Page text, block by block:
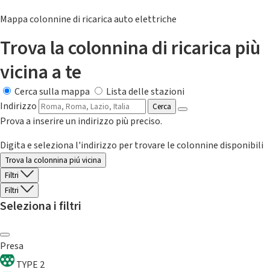
Mappa colonnine di ricarica auto elettriche
Trova la colonnina di ricarica più
vicina a te
Cerca sulla mappa
Lista delle stazioni
Indirizzo
Cerca
Prova a inserire un indirizzo più preciso.
Digita e seleziona l'indirizzo per trovare le colonnine disponibili
Trova la colonnina piú vicina
Filtri
Filtri
Seleziona i filtri
Presa
TYPE 2